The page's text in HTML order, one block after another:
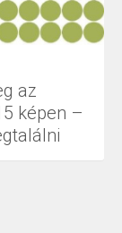
az
képen –